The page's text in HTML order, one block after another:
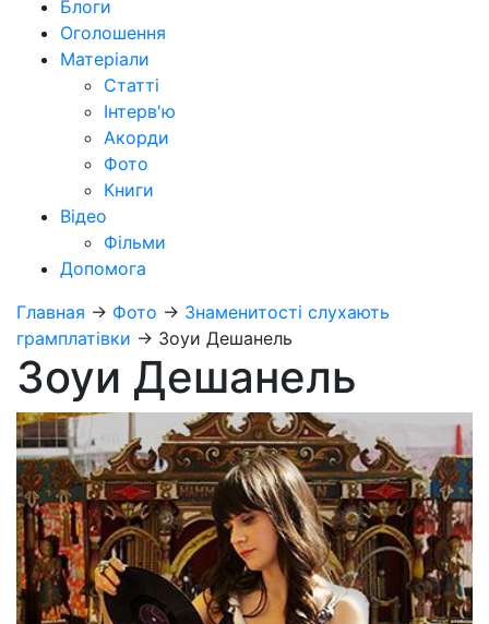
Блоги
Оголошення
Матеріали
Статті
Інтерв'ю
Акорди
Фото
Книги
Відео
Фільми
Допомога
Главная → Фото → Знаменитості слухають
грамплатівки → Зоуи Дешанель
Зоуи Дешанель